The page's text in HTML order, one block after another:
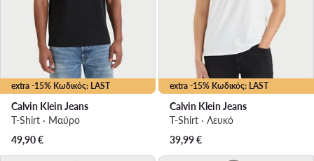
extra -15% Κωδικός: LAST
Calvin Klein Jeans
T-Shirt · Μαύρο
49,90€
extra -15% Κωδικός: LAST
Calvin Klein Jeans
T-Shirt · Λευκό
39,99€